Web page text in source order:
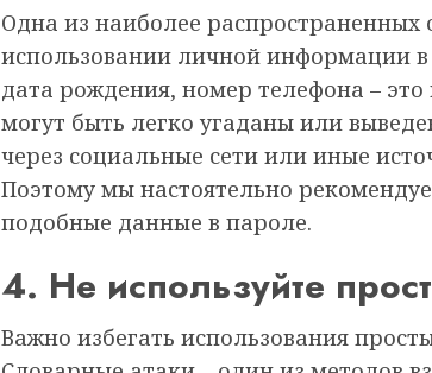
Одна из наиболее распространенных
использовании личной информации в
дата рождения, номер телефона – это
могут быть легко угаданы или
через социальные сети или иные
Поэтому мы настоятельно
подобные данные в пароле.
4. Не используйте
Важно избегать использования